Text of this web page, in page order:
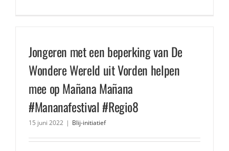
Jongeren met een beperking van De
Wondere Wereld uit Vorden helpen
mee op Mañana Mañana
#Mananafestival #Regio8
15 juni 2022 | Blij-initiatief